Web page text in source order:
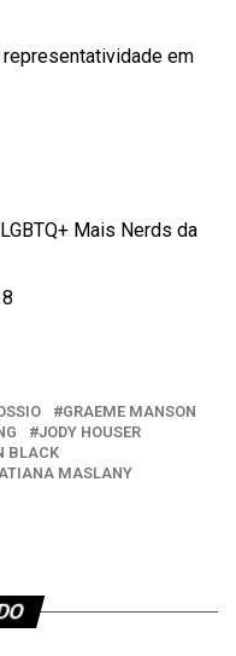
em
Mais Nerds da
GRAEME MANSON
JODY HOUSER
BLACK
MASLANY